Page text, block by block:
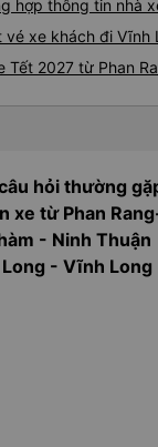
hợp thông tin nhà
vé xe khách đi Vĩnh
Tết 2027 từ Phan
hỏi thường
xe từ Phan
- Ninh Thuận
- Vĩnh Long